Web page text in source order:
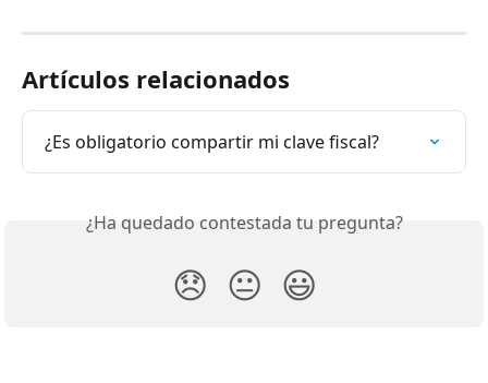
Artículos relacionados
¿Es obligatorio compartir mi clave fiscal?
¿Ha quedado contestada tu pregunta?
😞 😐 😃